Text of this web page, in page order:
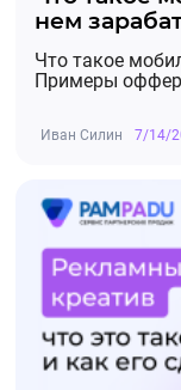
нем
Что такое
Примеры
Иван Силин 7/14/